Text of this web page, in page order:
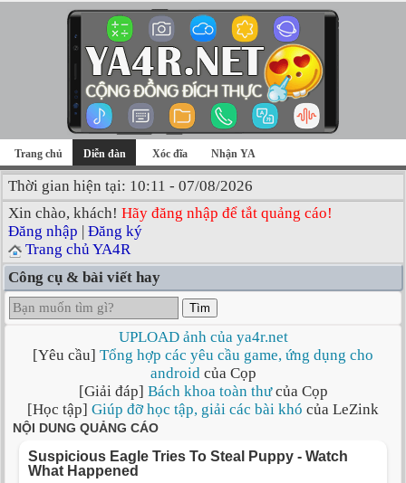
Trang chủ Diễn đàn Xóc đĩa Nhận YA
Thời gian hiện tại: 10:11 - 07/08/2026
Xin chào, khách! Hãy đăng nhập để tắt quảng cáo!
Đăng nhập | Đăng ký
Trang chủ YA4R
Công cụ & bài viết hay
Tìm
UPLOAD ảnh của ya4r.net
[Yêu cầu] Tổng hợp các yêu cầu game, ứng dụng cho
androidcủa Cọp
[Giải đáp] Bách khoa toàn thưcủa Cọp
[Học tập] Giúp đỡ học tập, giải các bài khó của LeZink